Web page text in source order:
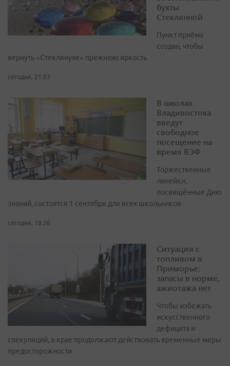
бухты
Стеклянной
Пункт приёма
создан, чтобы
вернуть «Стеклянухе» прежнюю яркость
сегодня, 21:03
В школах
Владивостока
введут
свободное
посещение на
время ВЭФ
Торжественные
линейки,
посвящённые Дню
знаний, состоятся 1 сентября для всех школьников
сегодня, 18:26
Ситуация с
топливом в
Приморье:
запасы в норме,
ажиотажа нет
Чтобы избежать
искусственного
дефицита и
спекуляций, в крае продолжают действовать временные меры
предосторожности